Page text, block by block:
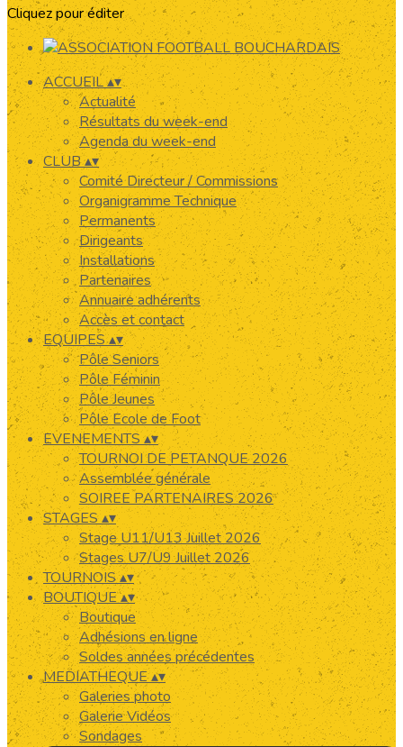
Cliquez pour éditer
ACCUEIL▴▾
Actualité
Résultats du week-end
Agenda du week-end
CLUB▴▾
Comité Directeur / Commissions
Organigramme Technique
Permanents
Dirigeants
Installations
Partenaires
Annuaire adhérents
Accès et contact
EQUIPES▴▾
Pôle Seniors
Pôle Féminin
Pôle Jeunes
Pôle Ecole de Foot
EVENEMENTS▴▾
TOURNOI DE PETANQUE 2026
Assemblée générale
SOIREE PARTENAIRES 2026
STAGES ▴▾
Stage U11/U13 Juillet 2026
Stages U7/U9 Juillet 2026
TOURNOIS▴▾
BOUTIQUE▴▾
Boutique
Adhésions en ligne
Soldes années précédentes
MEDIATHEQUE▴▾
Galeries photo
Galerie Vidéos
Sondages